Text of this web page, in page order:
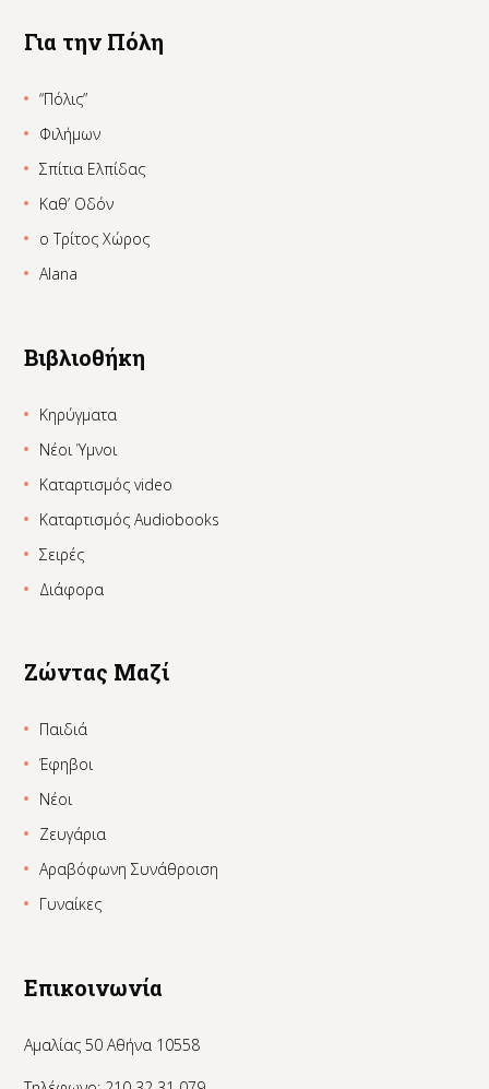
Για την Πόλη
“Πόλις”
Φιλήμων
Σπίτια Ελπίδας
Καθ’ Οδόν
ο Τρίτος Χώρος
Alana
Βιβλιοθήκη
Κηρύγματα
Νέοι Ύμνοι
Καταρτισμός video
Καταρτισμός Audiobooks
Σειρές
Διάφορα
Ζώντας Μαζί
Παιδιά
Έφηβοι
Νέοι
Ζευγάρια
Αραβόφωνη Συνάθροιση
Γυναίκες
Επικοινωνία
Αμαλίας 50 Αθήνα 10558